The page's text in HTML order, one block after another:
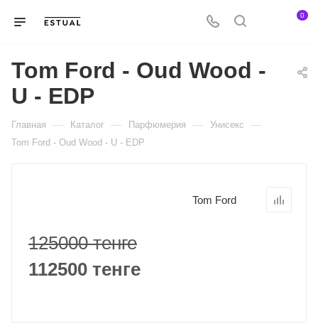
0
Tom Ford - Oud Wood -
U - EDP
Главная — Каталог — Парфюмерия — Унисекс —
Tom Ford - Oud Wood - U - EDP
Tom Ford
125000 тенге
112500 тенге